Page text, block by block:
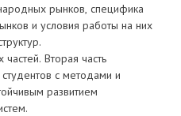
рынков, специфика
и условия работы на них
Вторая часть
с методами и
развитием